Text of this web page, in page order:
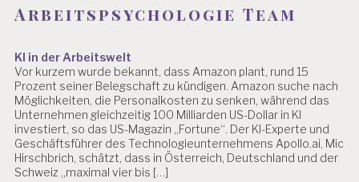
R
B
T
S
SI
C
H
E
R
H
EI
Arbeitspsychologie Team
KI in der Arbeitswelt
Vor kurzem wurde bekannt, dass Amazon plant, rund 15
Prozent seiner Belegschaft zu kündigen. Amazon suche nach
Möglichkeiten, die Personalkosten zu senken, während das
Unternehmen gleichzeitig 100 Milliarden US-Dollar in KI
investiert, so das US-Magazin „Fortune“. Der KI-Experte und
Geschäftsführer des Technologieunternehmens Apollo.ai, Mic
Hirschbrich, schätzt, dass in Österreich, Deutschland und der
Schweiz „maximal vier bis […]